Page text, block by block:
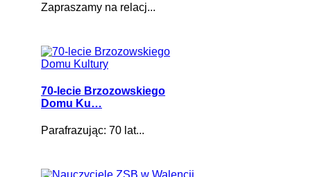
Zapraszamy na relacj...
70-lecie Brzozowskiego
Domu Ku…
Parafrazując: 70 lat...